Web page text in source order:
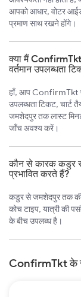
आपको आधार, वोटर
प्रमाण साथ रखने होंगे।
क्या मैं
वर्तमान उपलब्धता
हाँ, आप ConfirmTkt
उपलब्धता टिकट, चार्ट
जमशेदपुर तक लास्ट मिनट
जाँच अवश्य करें।
कौन से कारक कडुर
प्रभावित करते हैं?
कडुर से जमशेदपुर तक की
कोच टाइप, यात्री की
के बीच उपलब्ध है।
ConfirmTkt के